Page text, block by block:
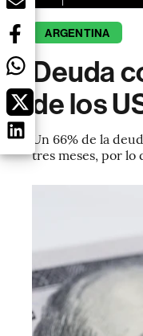
ARGENTINA
Deuda
de los
Un 66% de la
tres meses, por lo